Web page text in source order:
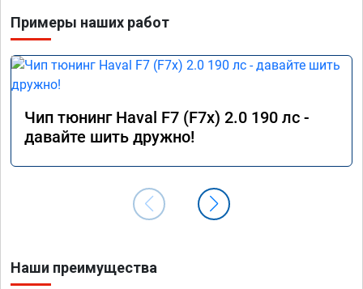
Примеры наших работ
Чип тюнинг Haval F7 (F7x) 2.0 190 лс -
давайте шить дружно!
Наши преимущества